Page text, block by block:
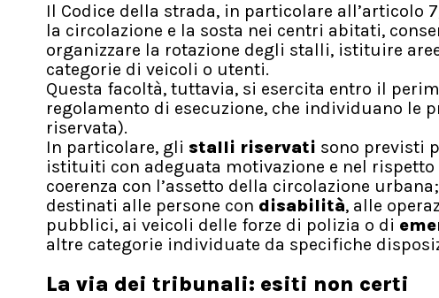
Il Codice della strada, in particolare
la circolazione e la sosta nei centri abitati,
organizzare la rotazione degli stalli, istituire
categorie di veicoli o utenti.
Questa facoltà, tuttavia, si esercita entro il
regolamento di esecuzione, che individuano le
riservata).
In particolare, gli stalli riservati sono previsti
istituiti con adeguata motivazione e nel
coerenza con l’assetto della circolazione
destinati alle persone con disabilità, alle
pubblici, ai veicoli delle forze di polizia o di
altre categorie individuate da specifiche
La via dei tribunali: esiti non certi